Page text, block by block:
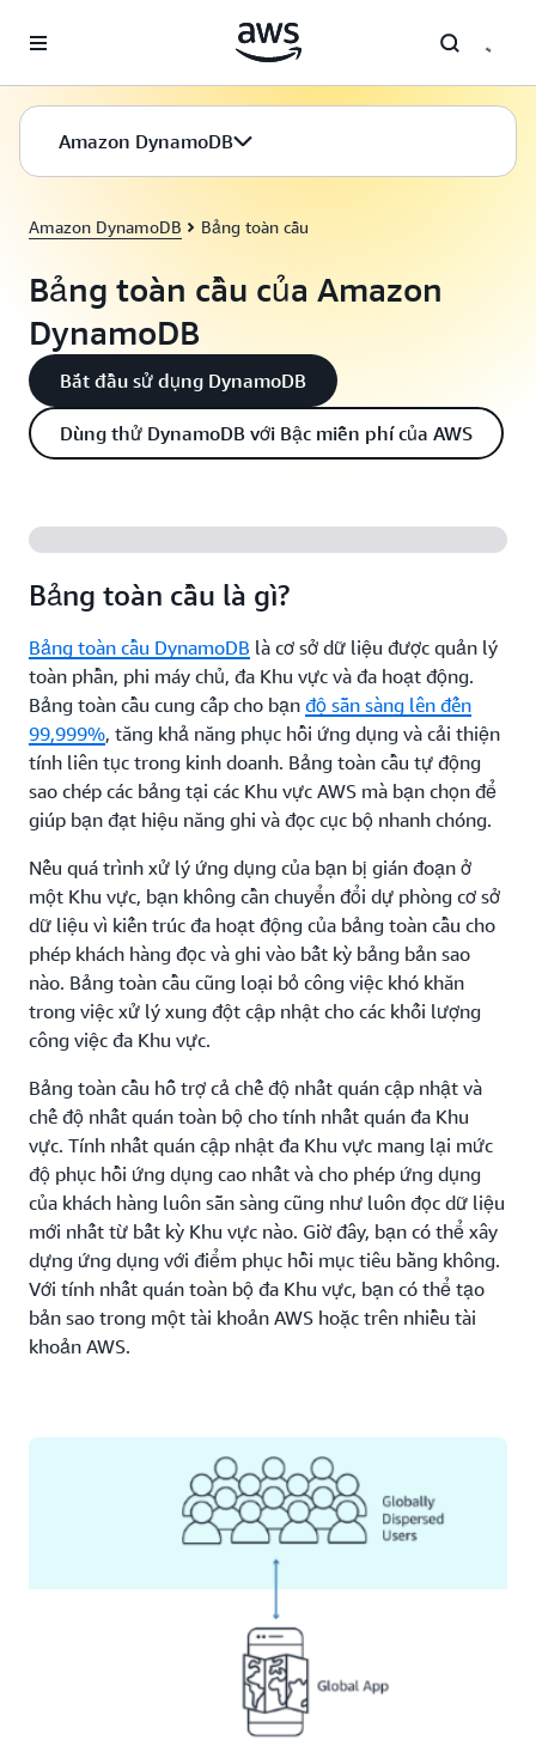
Amazon DynamoDB
Amazon DynamoDB Bảng toàn cầu
Bảng toàn cầu của Amazon
DynamoDB
Bắt đầu sử dụng DynamoDB
Dùng thử DynamoDB với Bậc miễn phí của AWS
Bảng toàn cầu là gì?
Bảng toàn cầu DynamoDB là cơ sở dữ liệu được quản lý
toàn phần, phi máy chủ, đa Khu vực và đa hoạt động.
Bảng toàn cầu cung cấp cho bạn độ sẵn sàng lên đến
99,999%, tăng khả năng phục hồi ứng dụng và cải thiện
tính liên tục trong kinh doanh. Bảng toàn cầu tự động
sao chép các bảng tại các Khu vực AWS mà bạn chọn để
giúp bạn đạt hiệu năng ghi và đọc cục bộ nhanh chóng.
Nếu quá trình xử lý ứng dụng của bạn bị gián đoạn ở
một Khu vực, bạn không cần chuyển đổi dự phòng cơ sở
dữ liệu vì kiến trúc đa hoạt động của bảng toàn cầu cho
phép khách hàng đọc và ghi vào bất kỳ bảng bản sao
nào. Bảng toàn cầu cũng loại bỏ công việc khó khăn
trong việc xử lý xung đột cập nhật cho các khối lượng
công việc đa Khu vực.
Bảng toàn cầu hỗ trợ cả chế độ nhất quán cập nhật và
chế độ nhất quán toàn bộ cho tính nhất quán đa Khu
vực. Tính nhất quán cập nhật đa Khu vực mang lại mức
độ phục hồi ứng dụng cao nhất và cho phép ứng dụng
của khách hàng luôn sẵn sàng cũng như luôn đọc dữ liệu
mới nhất từ bất kỳ Khu vực nào. Giờ đây, bạn có thể xây
dựng ứng dụng với điểm phục hồi mục tiêu bằng không.
Với tính nhất quán toàn bộ đa Khu vực, bạn có thể tạo
bản sao trong một tài khoản AWS hoặc trên nhiều tài
khoản AWS.